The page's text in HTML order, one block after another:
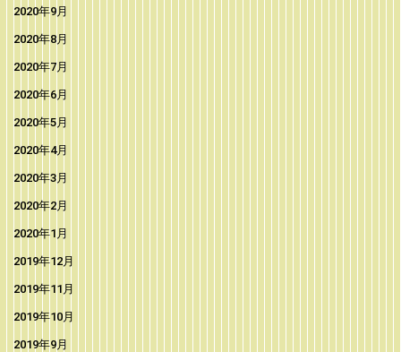
2020年9月
2020年8月
2020年7月
2020年6月
2020年5月
2020年4月
2020年3月
2020年2月
2020年1月
2019年12月
2019年11月
2019年10月
2019年9月